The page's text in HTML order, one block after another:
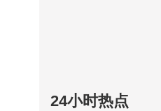
24小时热点